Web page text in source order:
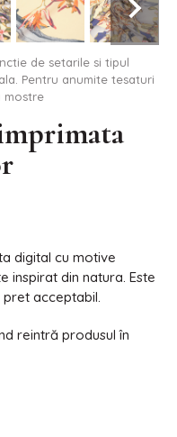
de setarile si tipul
Pentru anumite tesaturi
mostre
digital cu motive
inspirat din natura. Este
acceptabil.
reintră produsul în